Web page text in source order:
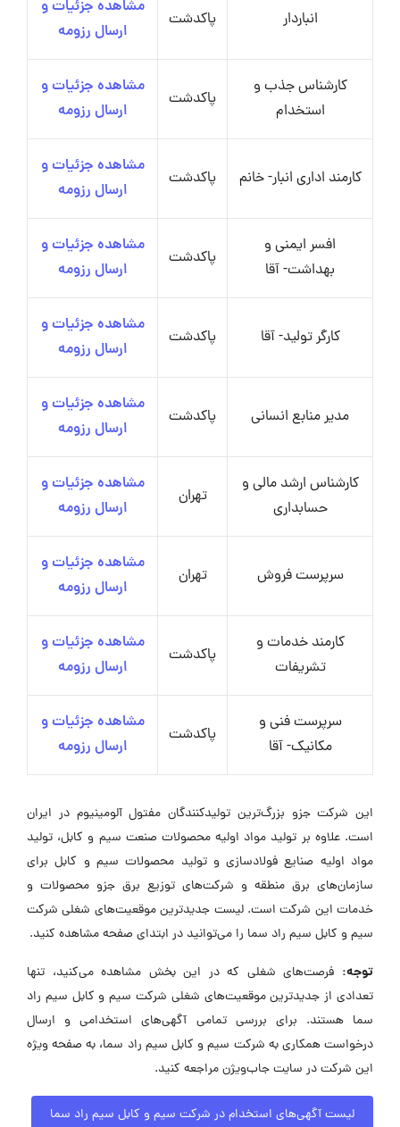
انباردار پاکدشت
مشاهده جزئیات و
ارسال رزومه
کارشناس جذب و
استخدام
پاکدشت
مشاهده جزئیات و
ارسال رزومه
کارمند اداری انبار- خانم پاکدشت
مشاهده جزئیات و
ارسال رزومه
افسر ایمنی و
بهداشت- آقا
پاکدشت
مشاهده جزئیات و
ارسال رزومه
کارگر تولید- آقا پاکدشت
مشاهده جزئیات و
ارسال رزومه
مدیر منابع انسانی پاکدشت
مشاهده جزئیات و
ارسال رزومه
کارشناس ارشد مالی و
حسابداری
تهران
مشاهده جزئیات و
ارسال رزومه
سرپرست فروش تهران
مشاهده جزئیات و
ارسال رزومه
کارمند خدمات و
تشریفات
پاکدشت
مشاهده جزئیات و
ارسال رزومه
سرپرست فنی و
مکانیک- آقا
پاکدشت
مشاهده جزئیات و
ارسال رزومه
این شرکت جزو بزرگ‌ترین تولیدکنندگان مفتول آلومینیوم در ایران
است. علاوه بر تولید مواد اولیه محصولات صنعت سیم و کابل، تولید
مواد اولیه صنایع فولادسازی و تولید محصولات سیم و کابل برای
سازمان‌های برق منطقه و شرکت‌های توزیع برق جزو محصولات و
خدمات این شرکت است. لیست جدیدترین موقعیت‌های شغلی شرکت
سیم و کابل سیم راد سما را می‌توانید در ابتدای صفحه مشاهده کنید.
توجه: فرصت‌های شغلی که در این بخش مشاهده می‌کنید، تنها
تعدادی از جدیدترین موقعیت‌های شغلی شرکت سیم و کابل سیم راد
سما هستند. برای بررسی تمامی آگهی‌های استخدامی و ارسال
درخواست همکاری به شرکت سیم و کابل سیم راد سما، به صفحه ویژه
این شرکت در سایت جاب‌ویژن مراجعه کنید.
لیست آگهی‌های استخدام در شرکت سیم و کابل سیم راد سما